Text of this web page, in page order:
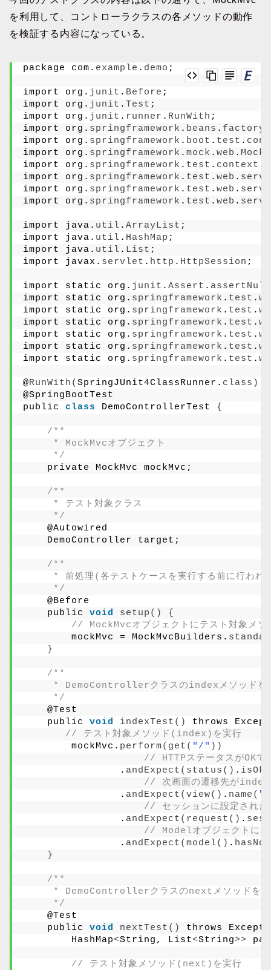
を利用して、コントローラクラスの各メソッドの動作
を検証する内容になっている。
package com. example . demo ;
import org. junit . Before ;
import org. junit . Test ;
import org. junit . runner . RunWith ;
import org. springframework . beans . factory
import org. springframework . boot . test .
import org. springframework . mock . web .
import org. springframework . test . context .
import org. springframework . test . web .
import org. springframework . test . web .
import org. springframework . test . web .
import java. util . ArrayList ;
import java. util . HashMap ;
import java. util . List ;
import javax. servlet . http . HttpSession ;
import static org. junit . Assert . assertNull
import static org. springframework . test .
import static org. springframework . test .
import static org. springframework . test .
import static org. springframework . test .
import static org. springframework . test .
import static org. springframework . test .
@RunWith ( SpringJUnit4ClassRunner. class )
@SpringBootTest
public class DemoControllerTest {
/**
     * MockMvcオブジェクト
     */
    private MockMvc mockMvc;
/**
     * テスト対象クラス
     */
    @Autowired
    DemoController target;
/**
* 前処理(各テストケースを実行する前に行われ
     */
    @Before
    public
void setup ()
{
// MockMvcオブジェクトにテスト対象メソ
        mockMvc = MockMvcBuilders.
}
/**
* DemoControllerクラスのindexメソッドを
     */
    @Test
    public
void indexTest ()
throws
// テスト対象メソッド(index)を実行
        mockMvc.
perform( get ( "/" ))
// HTTPステータスがOKで
                .
andExpect ( status () . isOk
// 次画面の遷移先が
                .
andExpect ( view() . name (
// セッションに設定された
                .
andExpect ( request () .
// Modelオブジェクトにエ
                .
andExpect ( model() .
}
/**
* DemoControllerクラスのnextメソッドを確
     */
    @Test
    public
void nextTest ()
throws
        HashMap
<String, List<String>>
// テスト対象メソッド(next)を実行